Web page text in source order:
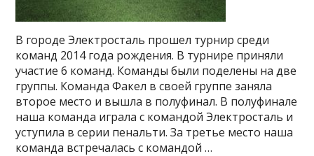
В городе Электросталь прошел турнир среди
команд 2014 года рождения. В турнире приняли
участие 6 команд. Команды были поделены на две
группы. Команда Факел в своей группе заняла
второе место и вышла в полуфинал. В полуфинале
наша команда играла с командой Электросталь и
уступила в серии пенальти. За третье место наша
команда встречалась с командой …